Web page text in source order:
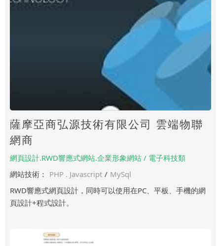
薩摩亞商弘源技術有限公司 雲端物聯
網商
網頁設計.RWD響應式網站.企業形象網站 / 電子科技類
網站技術： PHP . Javascript / MySql
RWD響應式網頁設計，同時可以使用在PC、平板、手機的網
頁設計+程式設計。